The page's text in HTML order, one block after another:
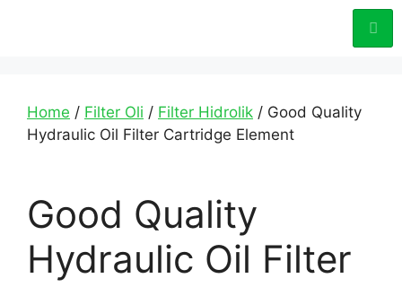
Home / Filter Oli / Filter Hidrolik / Good Quality
Hydraulic Oil Filter Cartridge Element
Good Quality
Hydraulic Oil Filter